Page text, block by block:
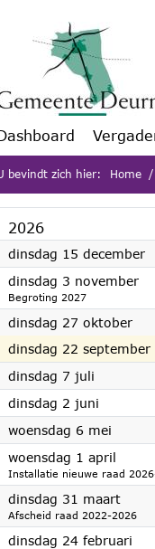
van deze pagina
bevindt zich hier: Home
2026
dinsdag 15 december
dinsdag 3 november
Begroting 2027
dinsdag 27 oktober
dinsdag 22 september
dinsdag 7 juli
dinsdag 2 juni
woensdag 6 mei
woensdag 1 april
Installatie nieuwe raad
dinsdag 31 maart2026
Afscheid raad 2022-2026
dinsdag 24 februari